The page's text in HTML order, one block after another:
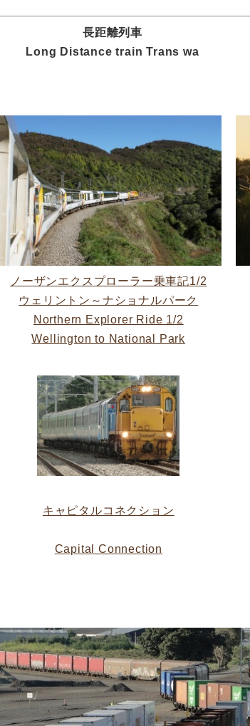
長距離列車
Long Distance train Trans wa
ノーザンエクスプローラー乗車記1/2
ウェリントン～ナショナルパーク
Northern Explorer Ride 1/2
Wellington to National Park
キャピタルコネクション
Capital Connection